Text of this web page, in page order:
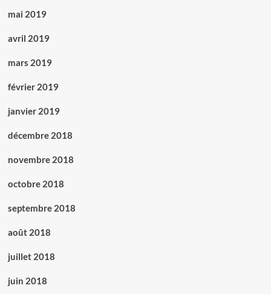
mai 2019
avril 2019
mars 2019
février 2019
janvier 2019
décembre 2018
novembre 2018
octobre 2018
septembre 2018
août 2018
juillet 2018
juin 2018